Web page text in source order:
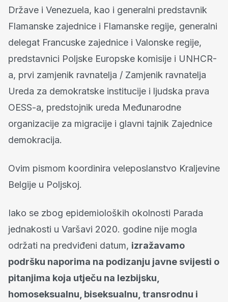
Države i Venezuela, kao i generalni predstavnik
Flamanske zajednice i Flamanske regije, generalni
delegat Francuske zajednice i Valonske regije,
predstavnici Poljske Europske komisije i UNHCR-
a, prvi zamjenik ravnatelja / Zamjenik ravnatelja
Ureda za demokratske institucije i ljudska prava
OESS-a, predstojnik ureda Međunarodne
organizacije za migracije i glavni tajnik Zajednice
demokracija.
Ovim pismom koordinira veleposlanstvo Kraljevine
Belgije u Poljskoj.
Iako se zbog epidemioloških okolnosti Parada
jednakosti u Varšavi 2020. godine nije mogla
održati na predviđeni datum, izražavamo
podršku naporima na podizanju javne svijesti o
pitanjima koja utječu na lezbijsku,
homoseksualnu, biseksualnu, transrodnu i